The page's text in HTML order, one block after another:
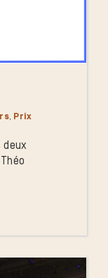
, Prix
deux